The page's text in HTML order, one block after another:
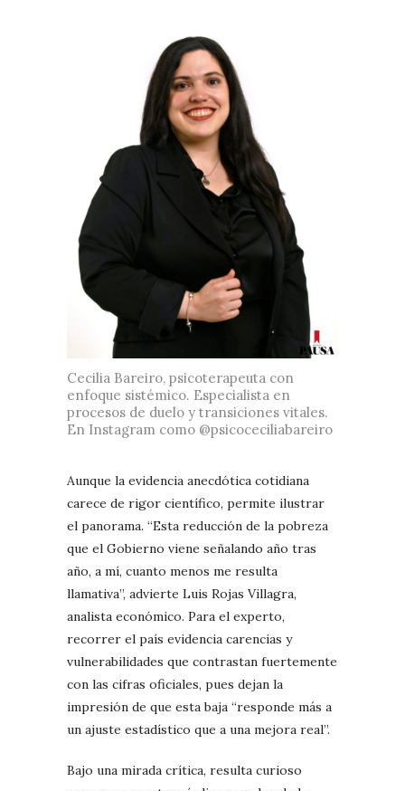
Cecilia Bareiro, psicoterapeuta con
enfoque sistémico. Especialista en
procesos de duelo y transiciones vitales.
En Instagram como @psicoceciliabareiro
Aunque la evidencia anecdótica cotidiana
carece de rigor científico, permite ilustrar
el panorama. “Esta reducción de la pobreza
que el Gobierno viene señalando año tras
año, a mí, cuanto menos me resulta
llamativa”, advierte Luis Rojas Villagra,
analista económico. Para el experto,
recorrer el país evidencia carencias y
vulnerabilidades que contrastan fuertemente
con las cifras oficiales, pues dejan la
impresión de que esta baja “responde más a
un ajuste estadístico que a una mejora real”.
Bajo una mirada crítica, resulta curioso